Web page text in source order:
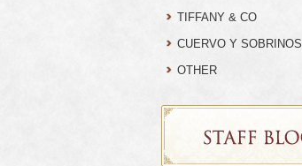
TIFFANY & CO
CUERVO Y SOBRINOS
OTHER